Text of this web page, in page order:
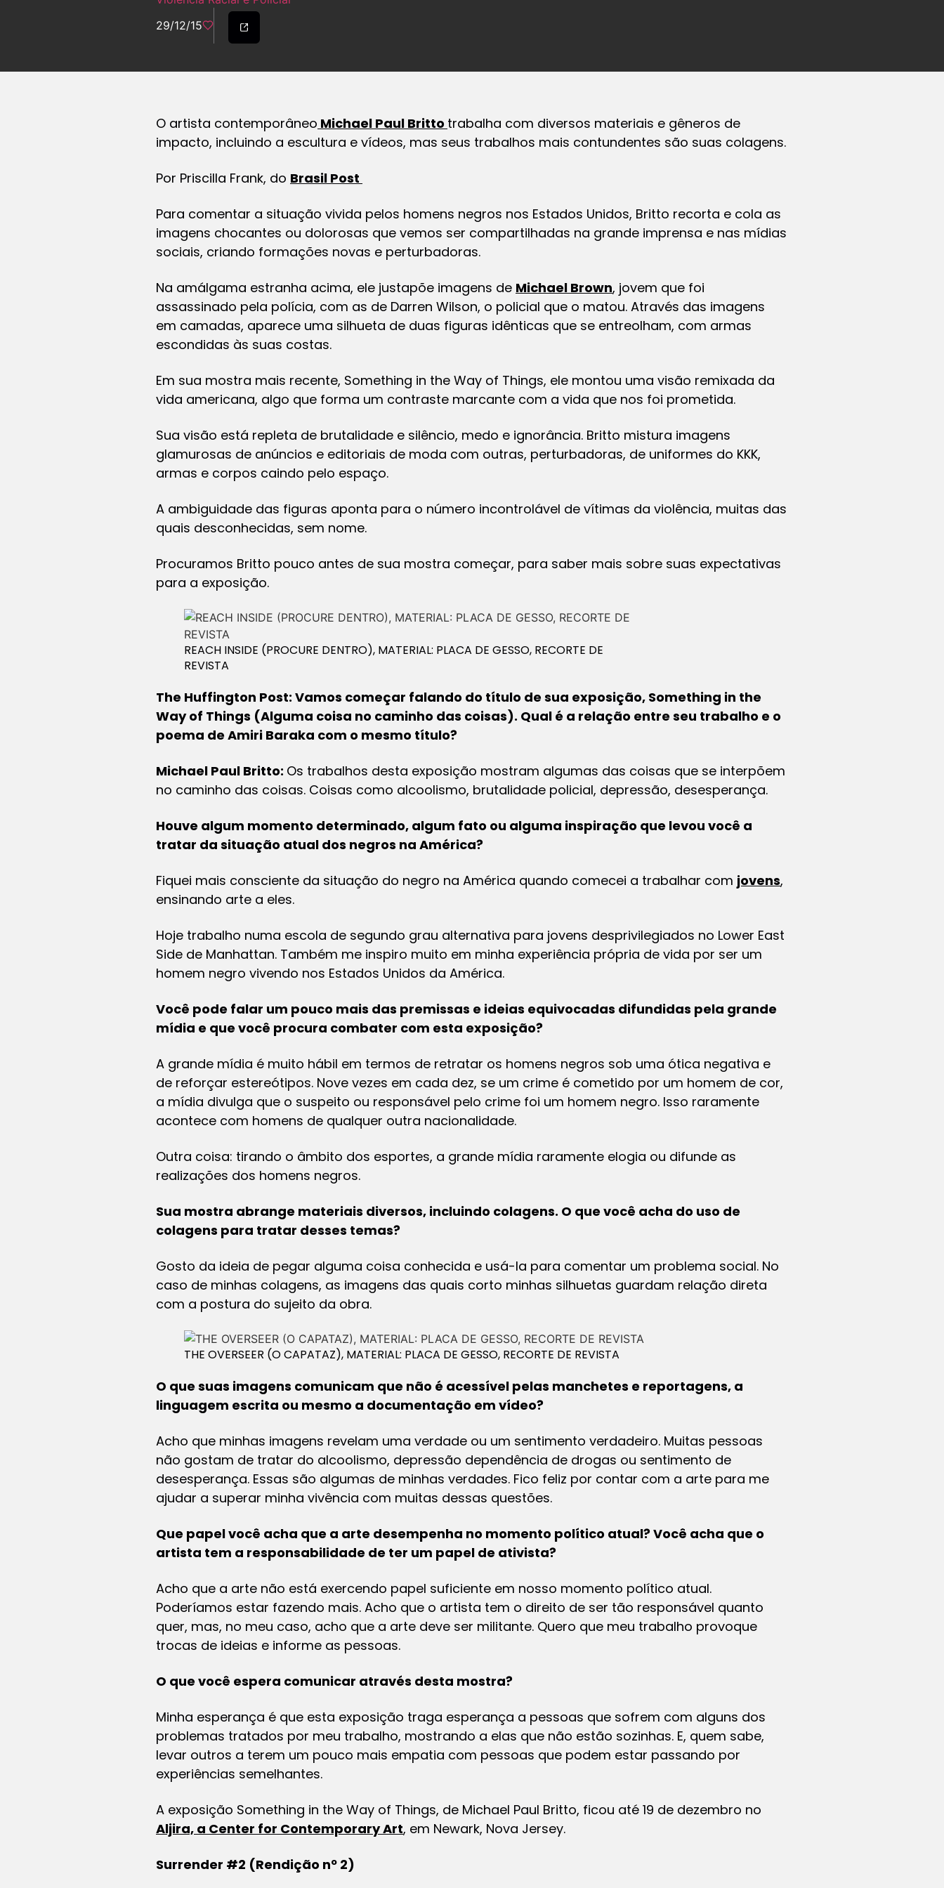
29/12/15
O artista contemporâneo Michael Paul Britto trabalha com diversos materiais e gêneros de
impacto, incluindo a escultura e vídeos, mas seus trabalhos mais contundentes são suas colagens.
Por Priscilla Frank, do Brasil Post
Para comentar a situação vivida pelos homens negros nos Estados Unidos, Britto recorta e cola as
imagens chocantes ou dolorosas que vemos ser compartilhadas na grande imprensa e nas mídias
sociais, criando formações novas e perturbadoras.
Na amálgama estranha acima, ele justapõe imagens de Michael Brown, jovem que foi
assassinado pela polícia, com as de Darren Wilson, o policial que o matou. Através das imagens
em camadas, aparece uma silhueta de duas figuras idênticas que se entreolham, com armas
escondidas às suas costas.
Em sua mostra mais recente, Something in the Way of Things, ele montou uma visão remixada da
vida americana, algo que forma um contraste marcante com a vida que nos foi prometida.
Sua visão está repleta de brutalidade e silêncio, medo e ignorância. Britto mistura imagens
glamurosas de anúncios e editoriais de moda com outras, perturbadoras, de uniformes do KKK,
armas e corpos caindo pelo espaço.
A ambiguidade das figuras aponta para o número incontrolável de vítimas da violência, muitas das
quais desconhecidas, sem nome.
Procuramos Britto pouco antes de sua mostra começar, para saber mais sobre suas expectativas
para a exposição.
REACH INSIDE (PROCURE DENTRO), MATERIAL: PLACA DE GESSO, RECORTE DE
REVISTA
The Huffington Post: Vamos começar falando do título de sua exposição, Something in the
Way of Things (Alguma coisa no caminho das coisas). Qual é a relação entre seu trabalho e o
poema de Amiri Baraka com o mesmo título?
Michael Paul Britto: Os trabalhos desta exposição mostram algumas das coisas que se interpõem
no caminho das coisas. Coisas como alcoolismo, brutalidade policial, depressão, desesperança.
Houve algum momento determinado, algum fato ou alguma inspiração que levou você a
tratar da situação atual dos negros na América?
Fiquei mais consciente da situação do negro na América quando comecei a trabalhar com jovens,
ensinando arte a eles.
Hoje trabalho numa escola de segundo grau alternativa para jovens desprivilegiados no Lower East
Side de Manhattan. Também me inspiro muito em minha experiência própria de vida por ser um
homem negro vivendo nos Estados Unidos da América.
Você pode falar um pouco mais das premissas e ideias equivocadas difundidas pela grande
mídia e que você procura combater com esta exposição?
A grande mídia é muito hábil em termos de retratar os homens negros sob uma ótica negativa e
de reforçar estereótipos. Nove vezes em cada dez, se um crime é cometido por um homem de cor,
a mídia divulga que o suspeito ou responsável pelo crime foi um homem negro. Isso raramente
acontece com homens de qualquer outra nacionalidade.
Outra coisa: tirando o âmbito dos esportes, a grande mídia raramente elogia ou difunde as
realizações dos homens negros.
Sua mostra abrange materiais diversos, incluindo colagens. O que você acha do uso de
colagens para tratar desses temas?
Gosto da ideia de pegar alguma coisa conhecida e usá-la para comentar um problema social. No
caso de minhas colagens, as imagens das quais corto minhas silhuetas guardam relação direta
com a postura do sujeito da obra.
THE OVERSEER (O CAPATAZ), MATERIAL: PLACA DE GESSO, RECORTE DE REVISTA
O que suas imagens comunicam que não é acessível pelas manchetes e reportagens, a
linguagem escrita ou mesmo a documentação em vídeo?
Acho que minhas imagens revelam uma verdade ou um sentimento verdadeiro. Muitas pessoas
não gostam de tratar do alcoolismo, depressão dependência de drogas ou sentimento de
desesperança. Essas são algumas de minhas verdades. Fico feliz por contar com a arte para me
ajudar a superar minha vivência com muitas dessas questões.
Que papel você acha que a arte desempenha no momento político atual? Você acha que o
artista tem a responsabilidade de ter um papel de ativista?
Acho que a arte não está exercendo papel suficiente em nosso momento político atual.
Poderíamos estar fazendo mais. Acho que o artista tem o direito de ser tão responsável quanto
quer, mas, no meu caso, acho que a arte deve ser militante. Quero que meu trabalho provoque
trocas de ideias e informe as pessoas.
O que você espera comunicar através desta mostra?
Minha esperança é que esta exposição traga esperança a pessoas que sofrem com alguns dos
problemas tratados por meu trabalho, mostrando a elas que não estão sozinhas. E, quem sabe,
levar outros a terem um pouco mais empatia com pessoas que podem estar passando por
experiências semelhantes.
A exposição Something in the Way of Things, de Michael Paul Britto, ficou até 19 de dezembro no
Aljira, a Center for Contemporary Art, em Newark, Nova Jersey.
Surrender #2 (Rendição nº 2)